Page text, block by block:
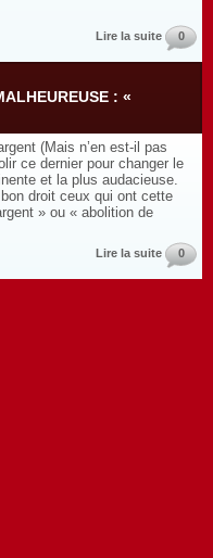
Lire la suite 0
: «
(Mais n’en est-il pas
ce dernier pour changer le
et la plus audacieuse.
droit ceux qui ont cette
» ou « abolition de
Lire la suite 0